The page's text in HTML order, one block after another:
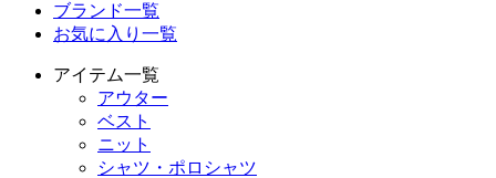
ブランド一覧
お気に入り一覧
アイテム一覧
アウター
ベスト
ニット
シャツ・ポロシャツ